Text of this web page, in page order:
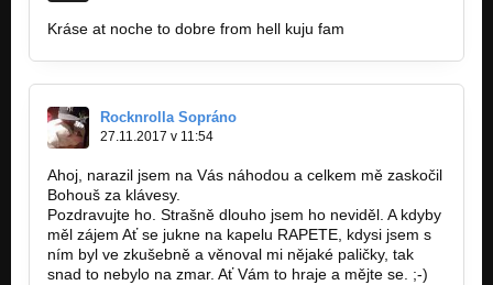
Kráse at noche to dobre from hell kuju fam
Rocknrolla Sopráno
27.11.2017 v 11:54
Ahoj, narazil jsem na Vás náhodou a celkem mě zaskočil
Bohouš za klávesy.
Pozdravujte ho. Strašně dlouho jsem ho neviděl. A kdyby
měl zájem Ať se jukne na kapelu RAPETE, kdysi jsem s
ním byl ve zkušebně a věnoval mi nějaké paličky, tak
snad to nebylo na zmar. Ať Vám to hraje a mějte se. ;-)